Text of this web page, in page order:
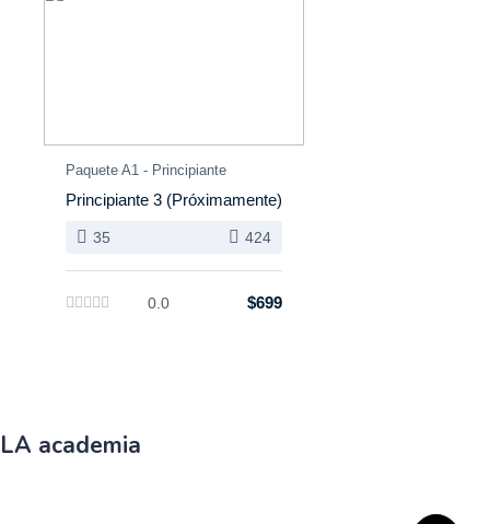
Paquete A1 - Principiante
Principiante 3 (Próximamente)
35 424
0.0 $699
LA academia